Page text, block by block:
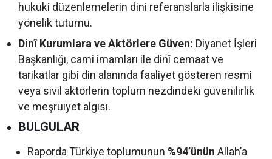
hukuki düzenlemelerin dini referanslarla ilişkisine
yönelik tutumu.
Dinî Kurumlara ve Aktörlere Güven: Diyanet İşleri
Başkanlığı, cami imamları ile dinî cemaat ve
tarikatlar gibi din alanında faaliyet gösteren resmi
veya sivil aktörlerin toplum nezdindeki güvenilirlik
ve meşruiyet algısı.
BULGULAR
Raporda Türkiye toplumunun %94’ünün Allah’a